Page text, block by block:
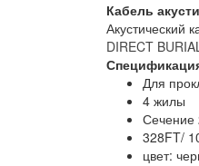
Кабель
Акустический
DIRECT
Для
4 жилы
328FT/
цвет: